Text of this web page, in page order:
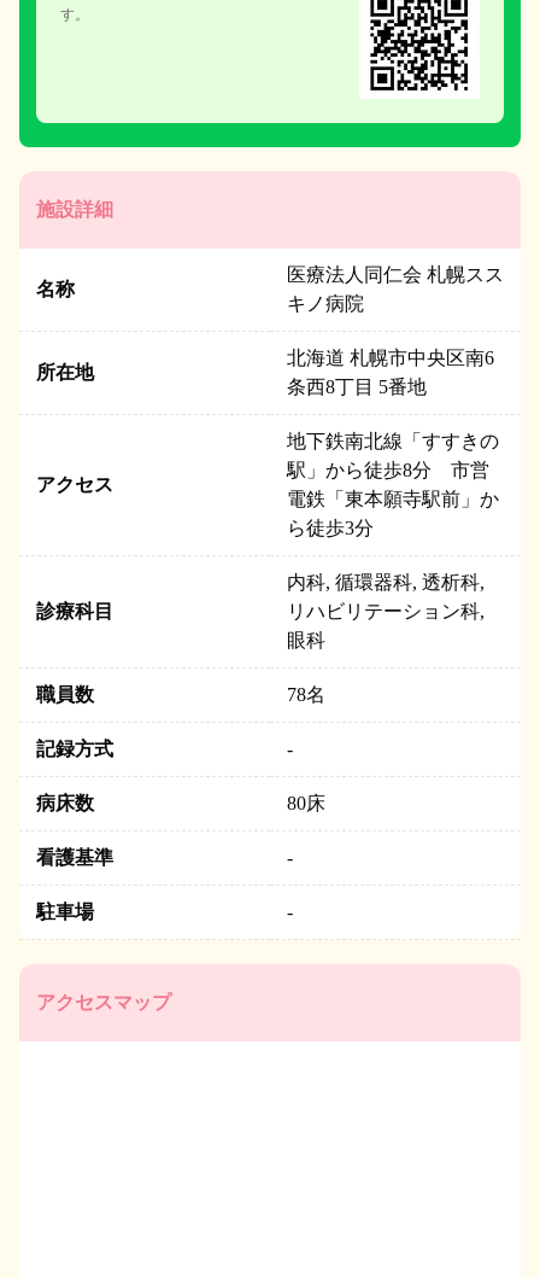
す。
施設詳細
名称
医療法人同仁会 札幌スス
キノ病院
所在地
北海道 札幌市中央区南6
条西8丁目 5番地
アクセス
地下鉄南北線「すすきの
駅」から徒歩8分 市営
電鉄「東本願寺駅前」か
ら徒歩3分
診療科目
内科, 循環器科, 透析科,
リハビリテーション科,
眼科
職員数 78名
記録方式 -
病床数 80床
看護基準 -
駐車場 -
アクセスマップ